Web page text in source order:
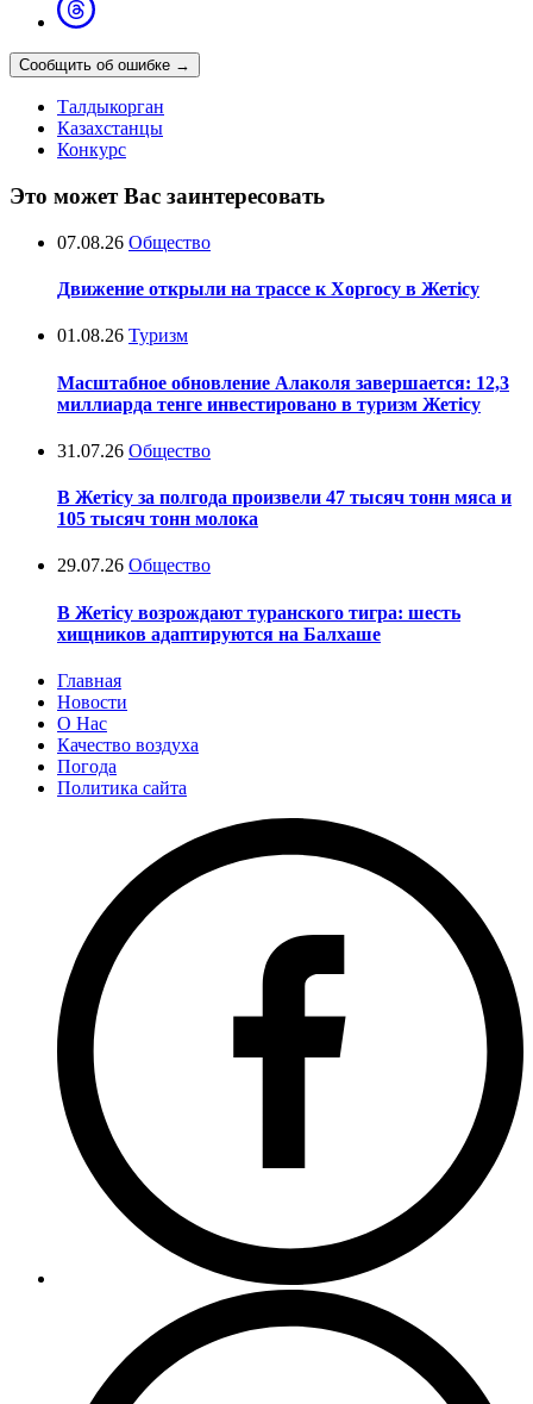
Сообщить об ошибке →
Талдыкорган
Казахстанцы
Конкурс
Это может Вас заинтересовать
07.08.26 Общество
Движение открыли на трассе к Хоргосу в Жетісу
01.08.26 Туризм
Масштабное обновление Алаколя завершается: 12,3
миллиарда тенге инвестировано в туризм Жетісу
31.07.26 Общество
В Жетісу за полгода произвели 47 тысяч тонн мяса и
105 тысяч тонн молока
29.07.26 Общество
В Жетісу возрождают туранского тигра: шесть
хищников адаптируются на Балхаше
Главная
Новости
О Нас
Качество воздуха
Погода
Политика сайта